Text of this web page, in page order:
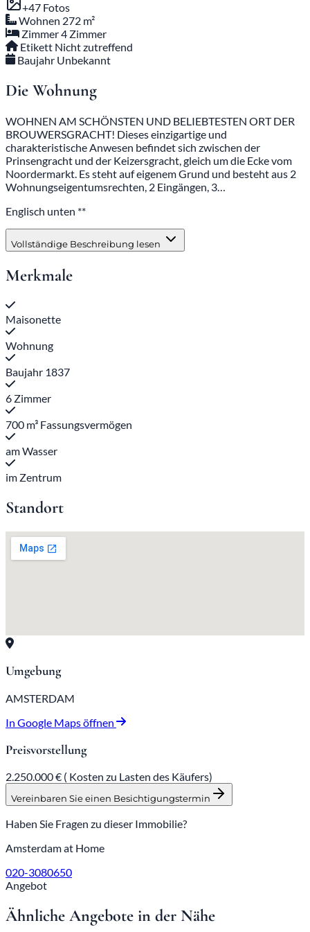
+47 Fotos
Wohnen 272 m²
Zimmer4 Zimmer
Etikett Nicht zutreffend
Baujahr Unbekannt
Die Wohnung
WOHNEN AM SCHÖNSTEN UND BELIEBTESTEN ORT DER
BROUWERSGRACHT! Dieses einzigartige und
charakteristische Anwesen befindet sich zwischen der
Prinsengracht und der Keizersgracht, gleich um die Ecke vom
Noordermarkt. Es steht auf eigenem Grund und besteht aus 2
Wohnungseigentumsrechten, 2 Eingängen, 3…
Englisch unten **
Vollständige Beschreibung lesen
Merkmale
Maisonette
Wohnung
Baujahr 1837
6 Zimmer
700 m³ Fassungsvermögen
am Wasser
im Zentrum
Standort
Umgebung
AMSTERDAM
In Google Maps öffnen
Preisvorstellung
2.250.000 € ( Kosten zu Lasten des Käufers)
Vereinbaren Sie einen Besichtigungstermin
Haben Sie Fragen zu dieser Immobilie?
Amsterdam at Home
020-3080650
Angebot
Ähnliche Angebote in der Nähe